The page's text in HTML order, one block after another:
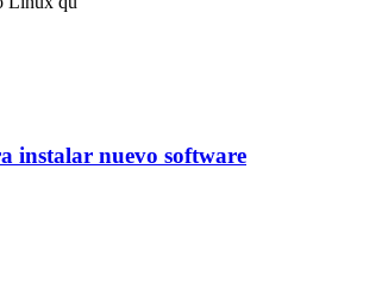
instalar nuevo software